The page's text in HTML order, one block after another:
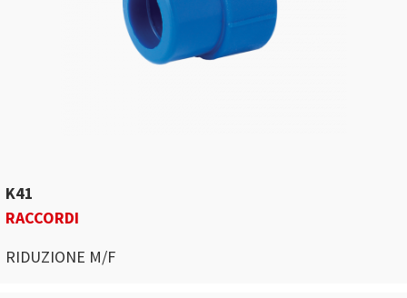
K41
RACCORDI
RIDUZIONE M/F